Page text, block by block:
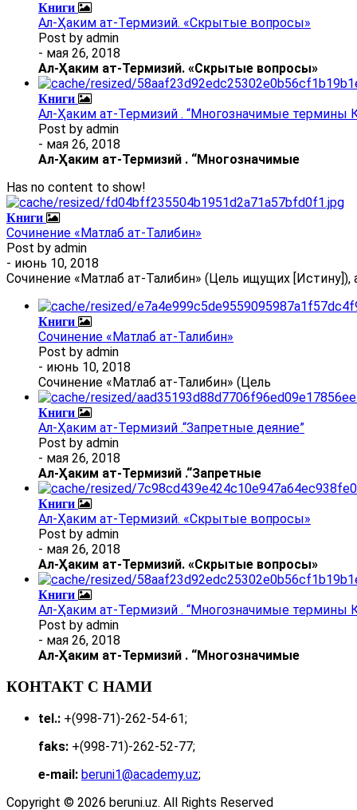
Книги
Ал-Ҳаким ат-Термизий. «Скрытые вопросы»
Post by admin
- мая 26, 2018
Ал-Ҳаким ат-Термизий. «Скрытые вопросы»
Книги
Ал-Ҳаким ат-Термизий . “Многозначимые термины
Post by admin
- мая 26, 2018
Ал-Ҳаким ат-Термизий . “Многозначимые
Has no content to show!
Книги
Сочинение «Матлаб ат-Талибин»
Post by admin
- июнь 10, 2018
Сочинение «Матлаб ат-Талибин» (Цель ищущих
Книги
Сочинение «Матлаб ат-Талибин»
Post by admin
- июнь 10, 2018
Сочинение «Матлаб ат-Талибин» (Цель
Книги
Ал-Ҳаким ат-Термизий .“Запретные деяние”
Post by admin
- мая 26, 2018
Ал-Ҳаким ат-Термизий .“Запретные
Книги
Ал-Ҳаким ат-Термизий. «Скрытые вопросы»
Post by admin
- мая 26, 2018
Ал-Ҳаким ат-Термизий. «Скрытые вопросы»
Книги
Ал-Ҳаким ат-Термизий . “Многозначимые термины
Post by admin
- мая 26, 2018
Ал-Ҳаким ат-Термизий . “Многозначимые
КОНТАКТ С НАМИ
tel.: +(998-71)-262-54-61;
faks: +(998-71)-262-52-77;
e-mail: beruni1@academy.uz;
Copyright © 2026 beruni.uz. All Rights Reserved